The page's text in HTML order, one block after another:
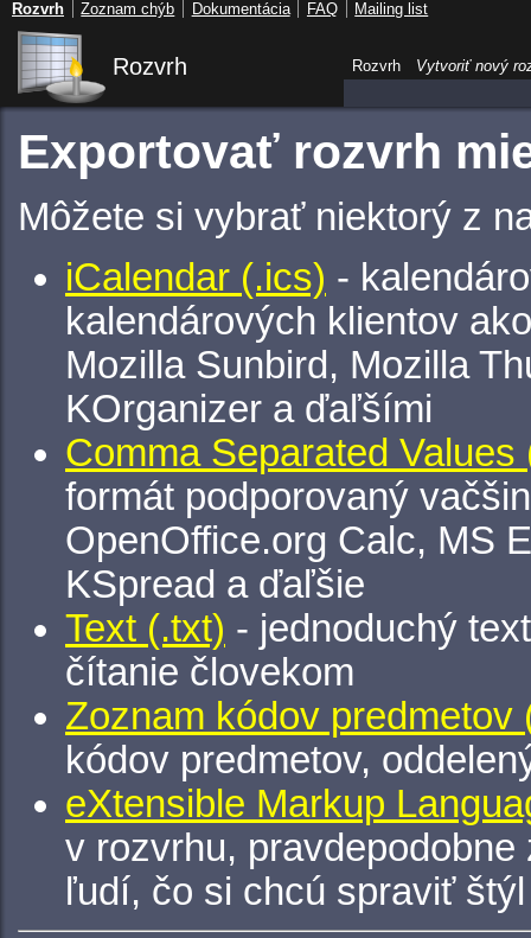
Rozvrh
Exportovať rozvrh
Môžete si vybrať niektorý z
iCalendar (.ics) -
kalendárových klientov
Mozilla Sunbird, Mozilla
KOrganizer a ďaľšími
Comma Separated Values
formát podporovaný
OpenOffice.org Calc, MS
KSpread a ďaľšie
Text (.txt) - jednoduchý
čítanie človekom
Zoznam kódov predmetov
kódov predmetov,
eXtensible Markup
v rozvrhu,
ľudí, čo si chcú spraviť
Rozvrh Vytvoriť nový
Rozvrh Zoznam chýb Dokumentácia FAQ Mailing list